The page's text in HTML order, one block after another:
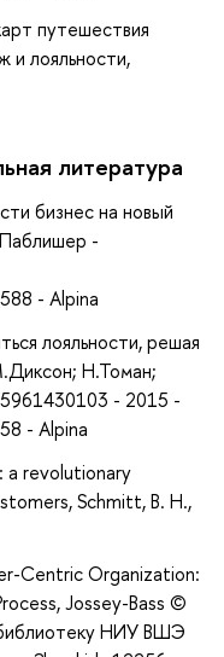
путешествия
и лояльности,
литература
бизнес на новый
-
- Alpina
лояльности, решая
Н.Томан;
- 2015 -
- Alpina
a revolutionary
Schmitt, B. H.,
Centric Organization:
Jossey-Bass ©
НИУ ВШЭ